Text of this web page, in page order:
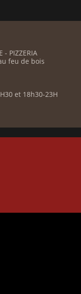
- PIZZERIA
feu de bois
et 18h30-23H